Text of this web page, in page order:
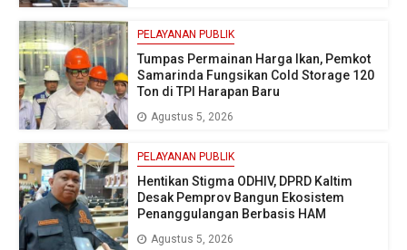
PELAYANAN PUBLIK
Tumpas Permainan Harga Ikan, Pemkot
Samarinda Fungsikan Cold Storage 120
Ton di TPI Harapan Baru
Agustus 5, 2026
PELAYANAN PUBLIK
Hentikan Stigma ODHIV, DPRD Kaltim
Desak Pemprov Bangun Ekosistem
Penanggulangan Berbasis HAM
Agustus 5, 2026